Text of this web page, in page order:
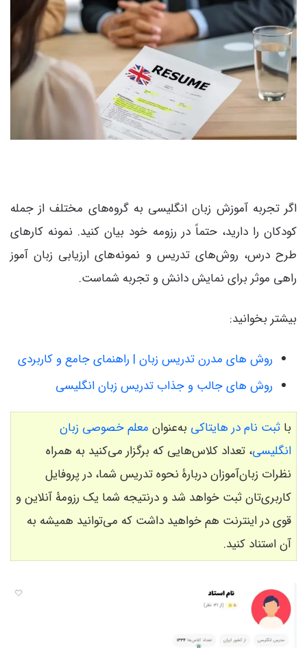
اگر تجربه آموزش زبان انگلیسی به گروه‌های مختلف از جمله
کودکان را دارید، حتماً در رزومه خود بیان کنید. نمونه کارهای
طرح درس، روش‌های تدریس و نمونه‌های ارزیابی زبان آموز
راهی موثر برای نمایش دانش و تجربه شماست.
بیشتر بخوانید:
روش های مدرن تدریس زبان | راهنمای جامع و کاربردی
روش های جالب و جذاب تدریس زبان انگلیسی
با ثبت نام در هایتاکی به‌عنوان معلم خصوصی زبان
انگلیسی، تعداد کلاس‌هایی که برگزار می‌کنید به همراه
نظرات زبان‌آموزان دربارۀ نحوه تدریس شما، در پروفایل
کاربری‌تان ثبت خواهد شد و درنتیجه شما یک رزومۀ آنلاین و
قوی در اینترنت هم خواهید داشت که می‌توانید همیشه به
آن استناد کنید.